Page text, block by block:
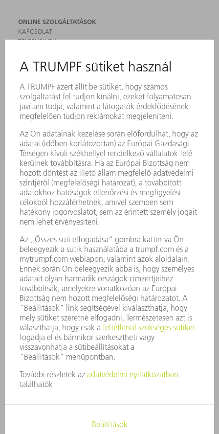
ONLINE SZOLGÁLTATÁSOK
KAPCSOLAT
TELEPHELYEK
FELIRATKOZÁS HÍRLEVÉLRE
MYTRUMPF
TERMÉKEK
GÉPEK & RENDSZEREK
LÉZER
TELJESÍTMÉNYELEKTRONIKA
ELEKTROMOS KÉZIGÉPEK
SMART FACTORY
SZOFTVER
SZOLGÁLTATÁSOK
ALKALMAZÁSOK
ÁGAZATOK
A VÁLLALAT
KARRIER
ÁLLÁSAJÁNLATOK
VÁLLALAT PROFIL
ÜGYVEZETÉS
ÜZLETI JELENTÉS
A VÁLLALAT ALAPELVEI
COMPLIANCE
BEJELENTŐ RENDSZER
BIZTONSÁG
SAJTÓKÖZLEMÉNYEK
MAGAZIN
FENNTARTHATÓSÁG
KÖRNYEZET & ÉGHAJLAT
SZOCIÁLIS ÜGYEK & TÁRSADALOM
VÁLLALATIRÁNYÍTÁS
SZERZŐI JOG ÉS MÁRKAJELZÉS